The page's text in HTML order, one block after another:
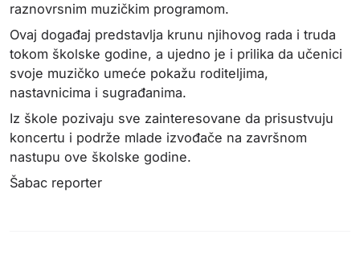
raznovrsnim muzičkim programom.
Ovaj događaj predstavlja krunu njihovog rada i truda
tokom školske godine, a ujedno je i prilika da učenici
svoje muzičko umeće pokažu roditeljima,
nastavnicima i sugrađanima.
Iz škole pozivaju sve zainteresovane da prisustvuju
koncertu i podrže mlade izvođače na završnom
nastupu ove školske godine.
Šabac reporter